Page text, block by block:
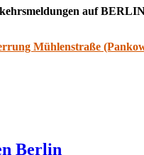
auf
Mühlenstraße
Berlin